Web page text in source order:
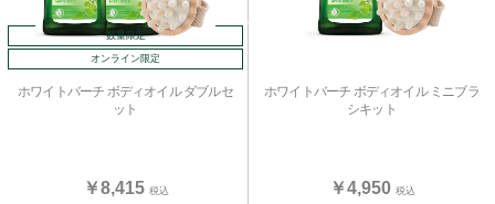
数量限定
オンライン限定
ホワイトバーチ ボディオイル ダブルセ
ット
￥8,415 税込
ホワイトバーチ ボディオイル ミニブラ
シキット
￥4,950 税込